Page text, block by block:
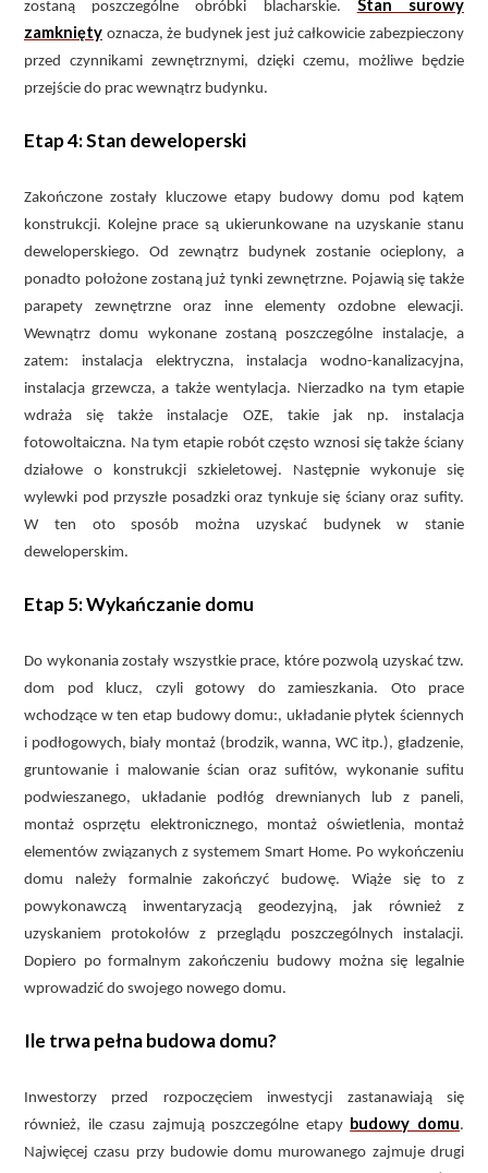
zostaną poszczególne obróbki blacharskie. Stan surowy
zamknięty oznacza, że budynek jest już całkowicie zabezpieczony
przed czynnikami zewnętrznymi, dzięki czemu, możliwe będzie
przejście do prac wewnątrz budynku.
Etap 4: Stan deweloperski
Zakończone zostały kluczowe etapy budowy domu pod kątem
konstrukcji. Kolejne prace są ukierunkowane na uzyskanie stanu
deweloperskiego. Od zewnątrz budynek zostanie ocieplony, a
ponadto położone zostaną już tynki zewnętrzne. Pojawią się także
parapety zewnętrzne oraz inne elementy ozdobne elewacji.
Wewnątrz domu wykonane zostaną poszczególne instalacje, a
zatem: instalacja elektryczna, instalacja wodno-kanalizacyjna,
instalacja grzewcza, a także wentylacja. Nierzadko na tym etapie
wdraża się także instalacje OZE, takie jak np. instalacja
fotowoltaiczna. Na tym etapie robót często wznosi się także ściany
działowe o konstrukcji szkieletowej. Następnie wykonuje się
wylewki pod przyszłe posadzki oraz tynkuje się ściany oraz sufity.
W ten oto sposób można uzyskać budynek w stanie
deweloperskim.
Etap 5: Wykańczanie domu
Do wykonania zostały wszystkie prace, które pozwolą uzyskać tzw.
dom pod klucz, czyli gotowy do zamieszkania. Oto prace
wchodzące w ten etap budowy domu:, układanie płytek ściennych
i podłogowych, biały montaż (brodzik, wanna, WC itp.), gładzenie,
gruntowanie i malowanie ścian oraz sufitów, wykonanie sufitu
podwieszanego, układanie podłóg drewnianych lub z paneli,
montaż osprzętu elektronicznego, montaż oświetlenia, montaż
elementów związanych z systemem Smart Home. Po wykończeniu
domu należy formalnie zakończyć budowę. Wiąże się to z
powykonawczą inwentaryzacją geodezyjną, jak również z
uzyskaniem protokołów z przeglądu poszczególnych instalacji.
Dopiero po formalnym zakończeniu budowy można się legalnie
wprowadzić do swojego nowego domu.
Ile trwa pełna budowa domu?
Inwestorzy przed rozpoczęciem inwestycji zastanawiają się
również, ile czasu zajmują poszczególne etapy budowy domu.
Najwięcej czasu przy budowie domu murowanego zajmuje drugi